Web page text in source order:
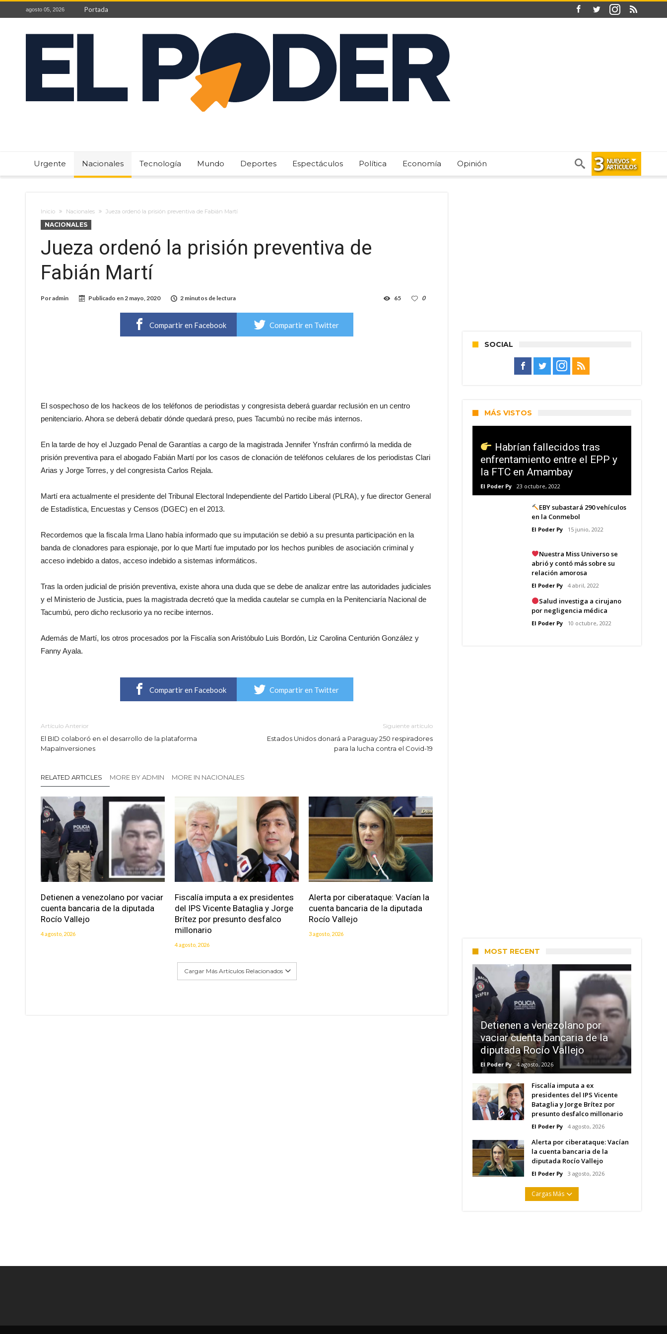
agosto 05, 2026 Portada
Urgente Nacionales Tecnología Mundo Deportes Espectáculos Política Economía Opinión 3 NUEVOS
ARTÍCULOS
Inicio Nacionales Jueza ordenó la prisión preventiva de Fabián Martí
NACIONALES
Jueza ordenó la prisión preventiva de
Fabián Martí
Poradmin Publicado en2 mayo, 2020 2 minutos de lectura 0
65
Compartir en Facebook Compartir en Twitter
El sospechoso de los hackeos de los teléfonos de periodistas y congresista deberá guardar reclusión en un centro
penitenciario. Ahora se deberá debatir dónde quedará preso, pues Tacumbú no recibe más internos.
En la tarde de hoy el Juzgado Penal de Garantías a cargo de la magistrada Jennifer Ynsfrán confirmó la medida de
prisión preventiva para el abogado Fabián Martí por los casos de clonación de teléfonos celulares de los periodistas Clari
Arias y Jorge Torres, y del congresista Carlos Rejala.
Martí era actualmente el presidente del Tribunal Electoral Independiente del Partido Liberal (PLRA), y fue director General
de Estadística, Encuestas y Censos (DGEC) en el 2013.
Recordemos que la fiscala Irma Llano había informado que su imputación se debió a su presunta participación en la
banda de clonadores para espionaje, por lo que Martí fue imputado por los hechos punibles de asociación criminal y
acceso indebido a datos, acceso indebido a sistemas informáticos.
Tras la orden judicial de prisión preventiva, existe ahora una duda que se debe de analizar entre las autoridades judiciales
y el Ministerio de Justicia, pues la magistrada decretó que la medida cautelar se cumpla en la Penitenciaría Nacional de
Tacumbú, pero dicho reclusorio ya no recibe internos.
Además de Martí, los otros procesados por la Fiscalía son Aristóbulo Luis Bordón, Liz Carolina Centurión González y
Fanny Ayala.
Compartir en Facebook Compartir en Twitter
Artículo Anterior
El BID colaboró en el desarrollo de la plataforma
MapaInversiones
Siguiente artículo
Estados Unidos donará a Paraguay 250 respiradores
para la lucha contra el Covid-19
RELATED ARTICLES MORE BY ADMIN MORE IN NACIONALES
Detienen a venezolano por vaciar
cuenta bancaria de la diputada
Rocío Vallejo
4 agosto, 2026
Fiscalía imputa a ex presidentes
del IPS Vicente Bataglia y Jorge
Brítez por presunto desfalco
millonario
4 agosto, 2026
Alerta por ciberataque: Vacían la
cuenta bancaria de la diputada
Rocío Vallejo
3 agosto, 2026
Cargar Más Artículos Relacionados
SOCIAL
MÁS VISTOS
Habrían fallecidos tras
enfrentamiento entre el EPP y
la FTC en Amambay
El Poder Py 23 octubre, 2022
EBY subastará 290 vehículos
en la Conmebol
El Poder Py 15 junio, 2022
Nuestra Miss Universo se
abrió y contó más sobre su
relación amorosa
El Poder Py 4 abril, 2022
Salud investiga a cirujano
por negligencia médica
El Poder Py 10 octubre, 2022
MOST RECENT
Detienen a venezolano por
vaciar cuenta bancaria de la
diputada Rocío Vallejo
El Poder Py 4 agosto, 2026
Fiscalía imputa a ex
presidentes del IPS Vicente
Bataglia y Jorge Brítez por
presunto desfalco millonario
El Poder Py 4 agosto, 2026
Alerta por ciberataque: Vacían
la cuenta bancaria de la
diputada Rocío Vallejo
El Poder Py 3 agosto, 2026
Cargas Más